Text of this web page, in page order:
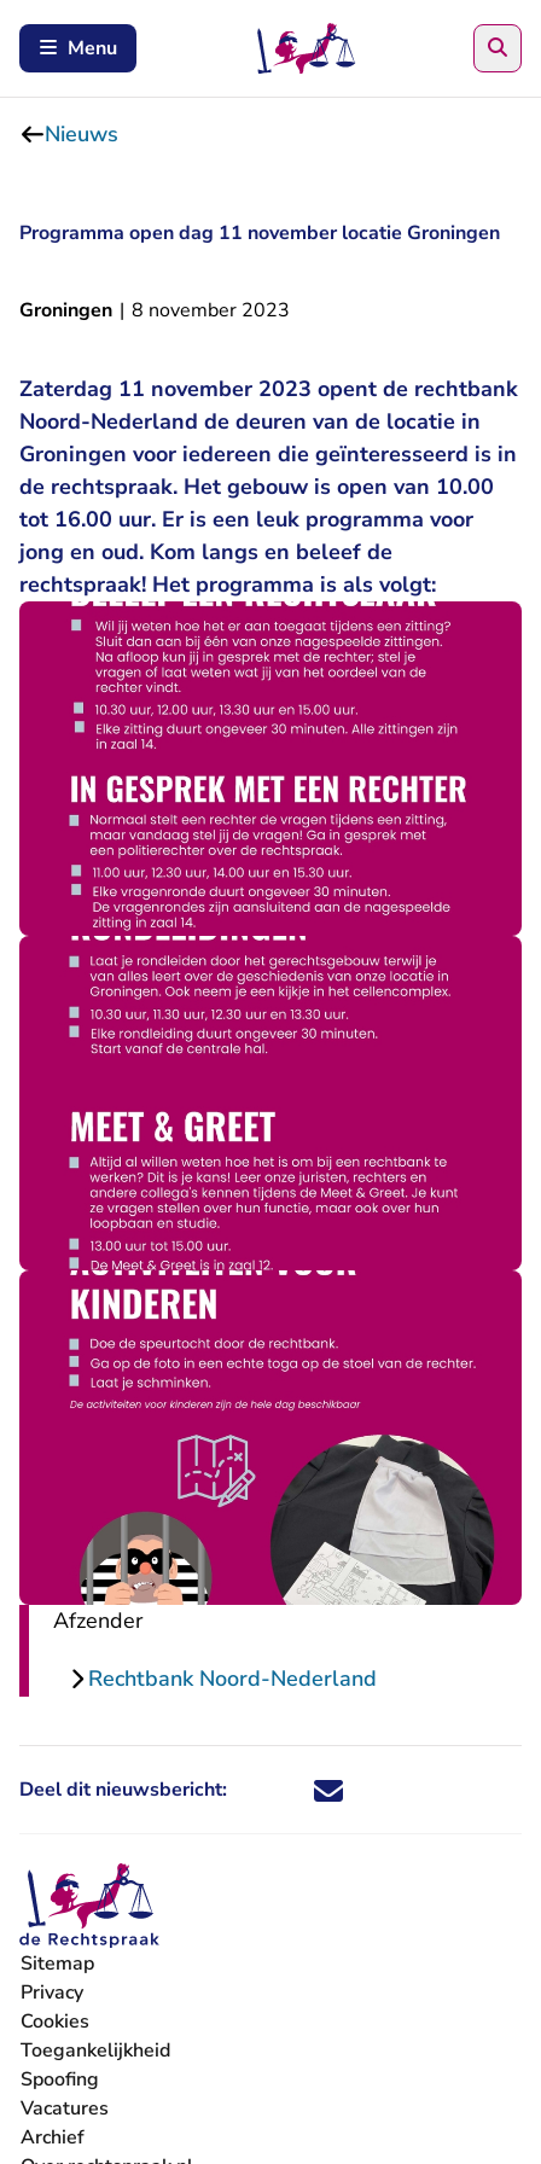
Menu
Nieuws
Programma open dag 11 november locatie Groningen
Groningen | 8 november 2023
Zaterdag 11 november 2023 opent de rechtbank
Noord-Nederland de deuren van de locatie in
Groningen voor iedereen die geïnteresseerd is in
de rechtspraak. Het gebouw is open van 10.00
tot 16.00 uur. Er is een leuk programma voor
jong en oud. Kom langs en beleef de
rechtspraak! Het programma is als volgt:
Afzender
Rechtbank Noord-Nederland
Deel dit nieuwsbericht: Deel dit nieuwsbericht via X -
Deel dit nieuwsbericht via
Deel dit nieuwsbericht
Deel dit
Sitemap
Privacy
Cookies
Toegankelijkheid
Spoofing
Vacatures
- U verlaat Rechtspraak.nl
Archief